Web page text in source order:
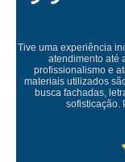
Empresa